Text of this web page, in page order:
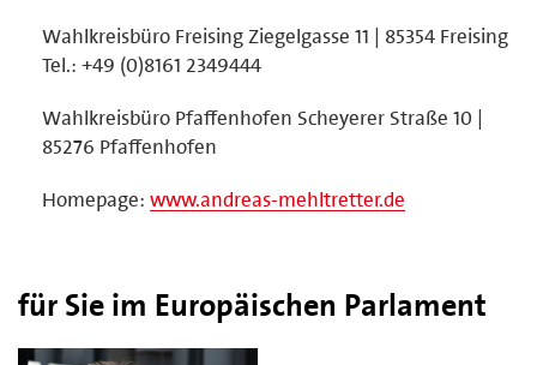
Wahlkreisbüro Freising Ziegelgasse 11 | 85354 Freising
Tel.: +49 (0)8161 2349444
Wahlkreisbüro Pfaffenhofen Scheyerer Straße 10 |
85276 Pfaffenhofen
Homepage: www.andreas-mehltretter.de
für Sie im Europäischen Parlament